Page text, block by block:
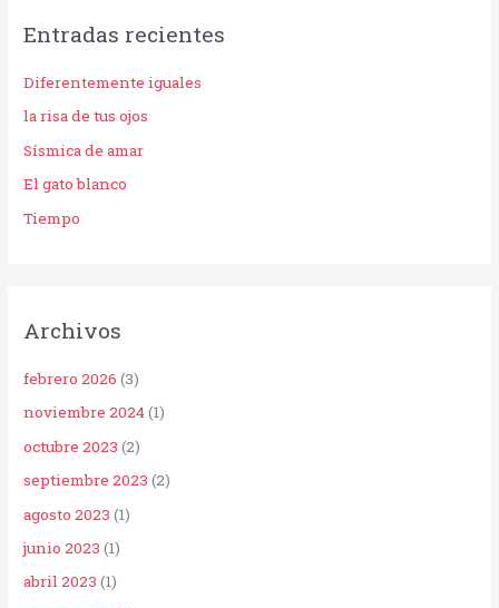
Entradas recientes
Diferentemente iguales
la risa de tus ojos
Sísmica de amar
El gato blanco
Tiempo
Archivos
febrero 2026 (3)
noviembre 2024(1)
octubre 2023 (2)
septiembre 2023 (2)
agosto 2023 (1)
junio 2023 (1)
abril 2023 (1)